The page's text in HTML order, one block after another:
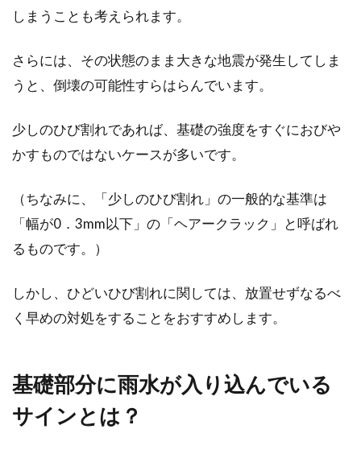
マンション相場の推移を知って「売
買」のタイミングを測る！
マンションなどを購入して利益を上げる不動産
基本です。...
マンションが快適かは管理会社が重
要！連絡先・評判の調べ方
取りや内装、家賃、立地などが重要ポイントに
なるはずです...
家賃滞納があって退去することにな
ったら分割で払えるの？
しまうことも考えられます。
さらには、その状態のまま大きな地震が発生してしま
うと、倒壊の可能性すらはらんでいます。
少しのひび割れであれば、基礎の強度をすぐにおびや
かすものではないケースが多いです。
（ちなみに、「少しのひび割れ」の一般的な基準は
「幅が0．3mm以下」の「ヘアークラック」と呼ばれ
るものです。）
しかし、ひどいひび割れに関しては、放置せずなるべ
く早めの対処をすることをおすすめします。
基礎部分に雨水が入り込んでいる
サインとは？